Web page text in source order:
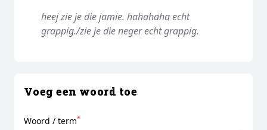
heej zie je die jamie. hahahaha echt
grappig./zie je die neger echt grappig.
Voeg een woord toe
Woord / term*